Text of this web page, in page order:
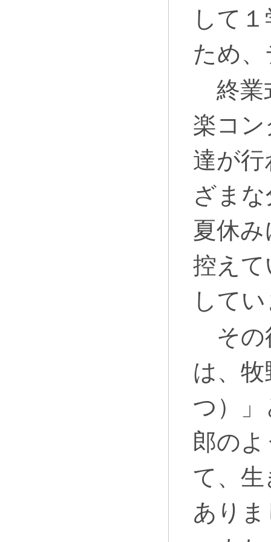
して
ため
終業
楽コ
達が
ざま
夏休
控え
して
その
は、
つ）
郎の
て、
あり